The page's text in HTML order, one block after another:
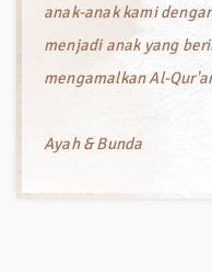
anak-anak kami
menjadi anak yang
mengamalkan Al-
Ayah & Bunda